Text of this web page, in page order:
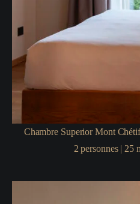
Chambre Superior Mont
2 personnes| 25